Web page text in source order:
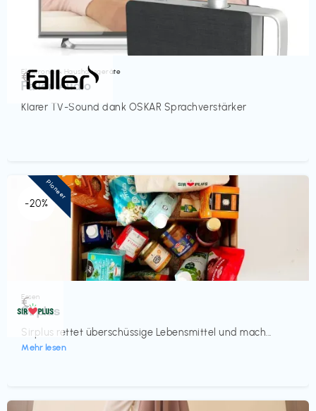
Elektronik & Haushaltsgeräte
Faller Audio
Klarer TV-Sound dank OSKAR Sprachverstärker
€‎
-20%
Essen
Sirplus
Sirplus rettet überschüssige Lebensmittel und mach...
Mehr lesen
€‎
Pioneer